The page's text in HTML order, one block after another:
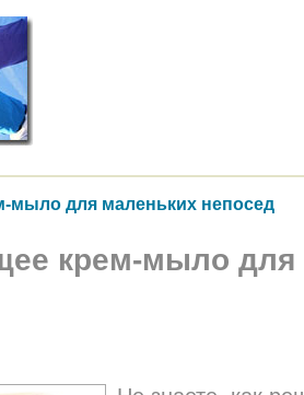
мыло для маленьких непосед
крем-мыло для